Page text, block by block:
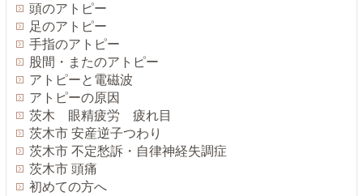
頭のアトピー
足のアトピー
手指のアトピー
股間・またのアトピー
アトピーと電磁波
アトピーの原因
茨木 眼精疲労 疲れ目
茨木市 安産逆子つわり
茨木市 不定愁訴・自律神経失調症
茨木市 頭痛
初めての方へ